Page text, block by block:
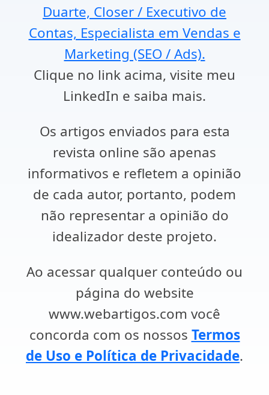
Duarte, Closer / Executivo de
Contas, Especialista em Vendas e
Marketing (SEO / Ads).
Clique no link acima, visite meu
LinkedIn e saiba mais.
Os artigos enviados para esta
revista online são apenas
informativos e refletem a opinião
de cada autor, portanto, podem
não representar a opinião do
idealizador deste projeto.
Ao acessar qualquer conteúdo ou
página do website
www.webartigos.com você
concorda com os nossos Termos
de Uso e Política de Privacidade.